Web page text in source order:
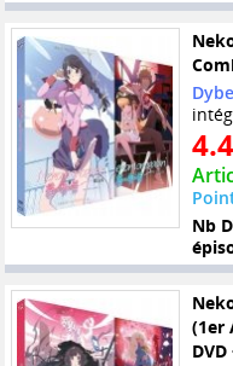
Nb
(1er